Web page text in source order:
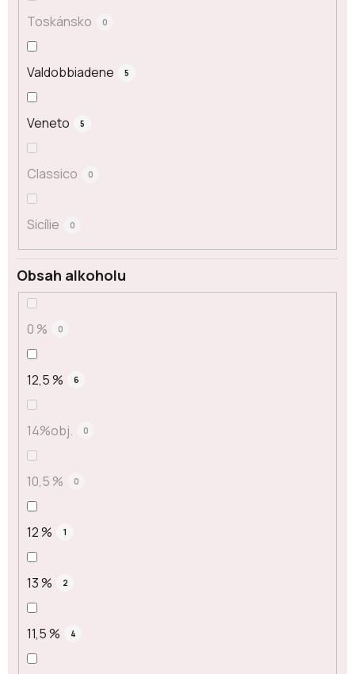
Toskánsko 0
Valdobbiadene 5
Veneto 5
Classico 0
Sicílie 0
Obsah alkoholu
0 % 0
12,5 % 6
14%obj. 0
10,5 % 0
12 % 1
13 % 2
11,5 % 4